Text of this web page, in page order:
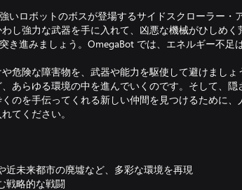
いロボットのボスが登場するサイドスクローラー・
し強力な武器を手に入れて、凶悪な機械がひしめく
き進みましょう。OmegaBot では、エネルギー不足
危険な障害物を、武器や能力を駆使して避けまし
あらゆる環境の中を進んでいくのです。そして、隠
のを手伝ってくれる新しい仲間を見つけるために、
てください。
近未来都市の廃墟など、多彩な環境を再現
戦略的な戦闘